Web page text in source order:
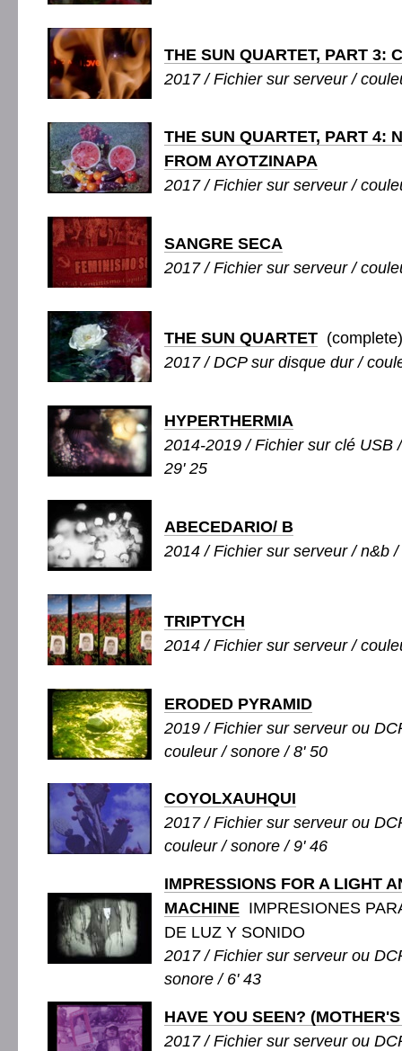
THE SUN QUARTET, PART 3:
2017 / Fichier sur serveur /
THE SUN QUARTET, PART 4:
FROM AYOTZINAPA
2017 / Fichier sur serveur /
SANGRE SECA
2017 / Fichier sur serveur /
THE SUN QUARTET (complete)
2017 / DCP sur disque dur /
HYPERTHERMIA
2014-2019 / Fichier sur clé USB
29' 25
ABECEDARIO/ B
2014 / Fichier sur serveur / n&b
TRIPTYCH
2014 / Fichier sur serveur /
ERODED PYRAMID
2019 / Fichier sur serveur ou
couleur / sonore / 8' 50
COYOLXAUHQUI
2017 / Fichier sur serveur ou
couleur / sonore / 9' 46
IMPRESSIONS FOR A LIGHT
MACHINE IMPRESIONES
DE LUZ Y SONIDO
2017 / Fichier sur serveur ou
sonore / 6' 43
HAVE YOU SEEN?
2017 / Fichier sur serveur ou